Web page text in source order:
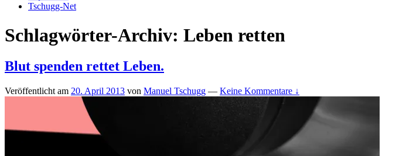
Tschugg-Net
Schlagwörter-Archiv: Leben retten
Blut spenden rettet Leben.
Veröffentlicht am 20. April 2013 von Manuel Tschugg — Keine Kommentare ↓